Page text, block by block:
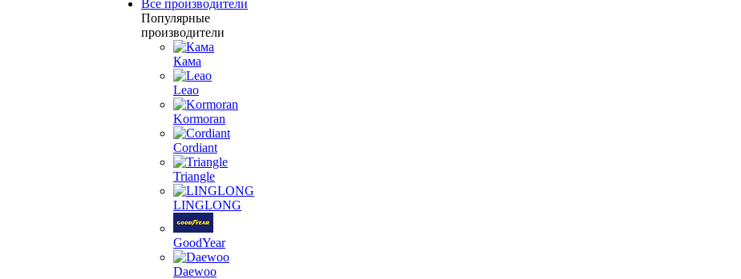
Все производители
Популярные
производители
Кама
Leao
Kormoran
Cordiant
Triangle
LINGLONG
GoodYear
Daewoo